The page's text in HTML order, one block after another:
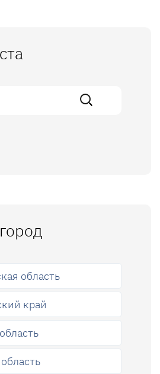
область
край